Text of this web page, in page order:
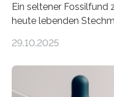
Ein seltener Fossilfund
heute lebenden
Forschende die bisher
Region Kachin in
ausgezeichnetem
29.10.2025